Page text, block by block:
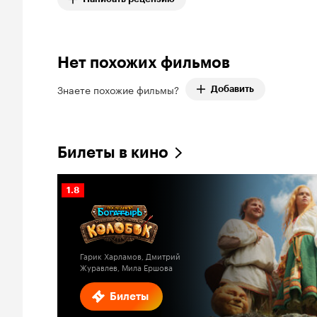
Нет похожих фильмов
Знаете похожие фильмы? Добавить
Билеты в кино
Билеты
Рейтинг
Кинопоиска
1.8
Гарик Харламов, Дмитрий
Журавлев, Мила Ершова